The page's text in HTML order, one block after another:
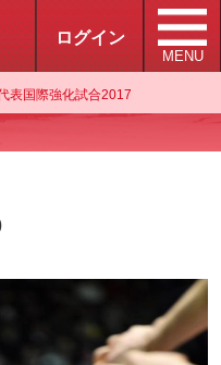
ログイン
MENU
表国際強化試合2017